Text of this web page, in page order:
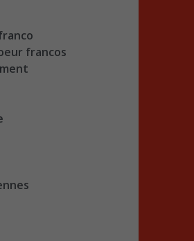
francos